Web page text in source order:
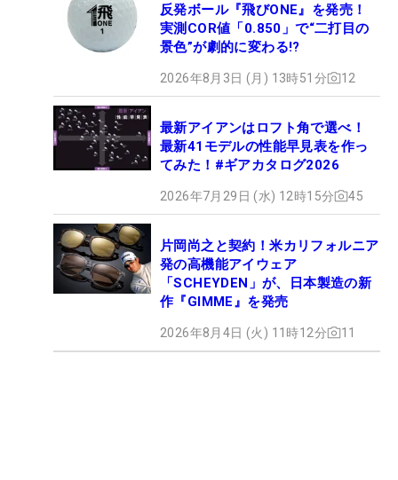
反発ボール『飛びONE』を発売！
実測COR値「0.850」で“二打目の
景色”が劇的に変わる!?
2026年8月3日 (月) 13時51分 12
最新アイアンはロフト角で選べ！
最新41モデルの性能早見表を作っ
てみた！#ギアカタログ2026
2026年7月29日 (水) 12時15分 45
片岡尚之と契約！米カリフォルニア
発の高機能アイウェア
「SCHEYDEN」が、日本製造の新
作『GIMME』を発売
2026年8月4日 (火) 11時12分 11